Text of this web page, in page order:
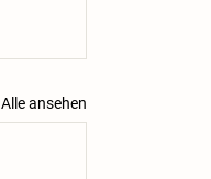
Alle ansehen